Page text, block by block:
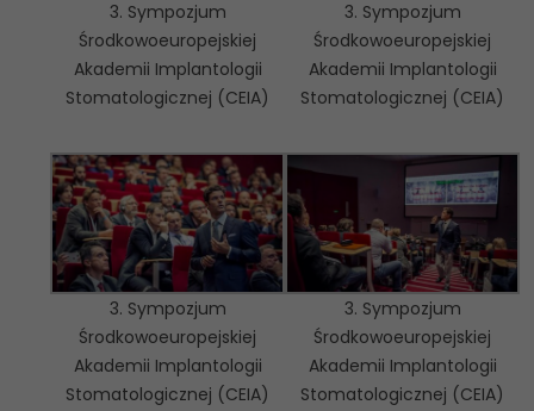
3. Sympozjum
Środkowoeuropejskiej
Akademii Implantologii
Stomatologicznej (CEIA)
3. Sympozjum
Środkowoeuropejskiej
Akademii Implantologii
Stomatologicznej (CEIA)
3. Sympozjum
Środkowoeuropejskiej
Akademii Implantologii
Stomatologicznej (CEIA)
3. Sympozjum
Środkowoeuropejskiej
Akademii Implantologii
Stomatologicznej (CEIA)